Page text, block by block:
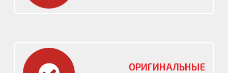
ОРИГИНАЛЬНЫЕ